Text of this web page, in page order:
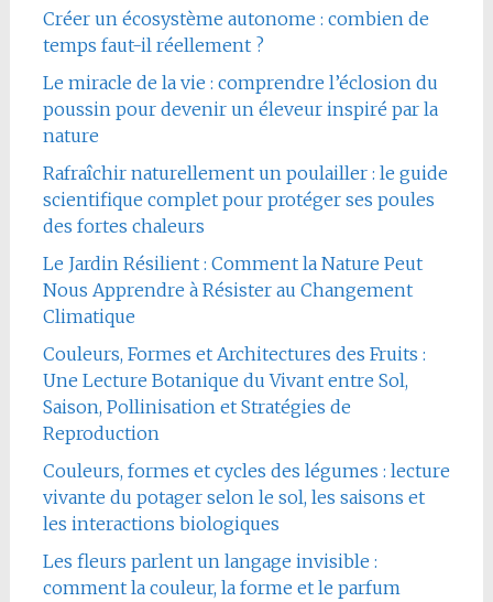
Créer un écosystème autonome : combien de
temps faut-il réellement ?
Le miracle de la vie : comprendre l’éclosion du
poussin pour devenir un éleveur inspiré par la
nature
Rafraîchir naturellement un poulailler : le guide
scientifique complet pour protéger ses poules
des fortes chaleurs
Le Jardin Résilient : Comment la Nature Peut
Nous Apprendre à Résister au Changement
Climatique
Couleurs, Formes et Architectures des Fruits :
Une Lecture Botanique du Vivant entre Sol,
Saison, Pollinisation et Stratégies de
Reproduction
Couleurs, formes et cycles des légumes : lecture
vivante du potager selon le sol, les saisons et
les interactions biologiques
Les fleurs parlent un langage invisible :
comment la couleur, la forme et le parfum